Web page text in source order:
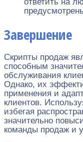
Завершение
Скрипты продаж
способным
обслуживания
Однако, их
применения и
клиентов.
избегая
значительно
команды продаж и